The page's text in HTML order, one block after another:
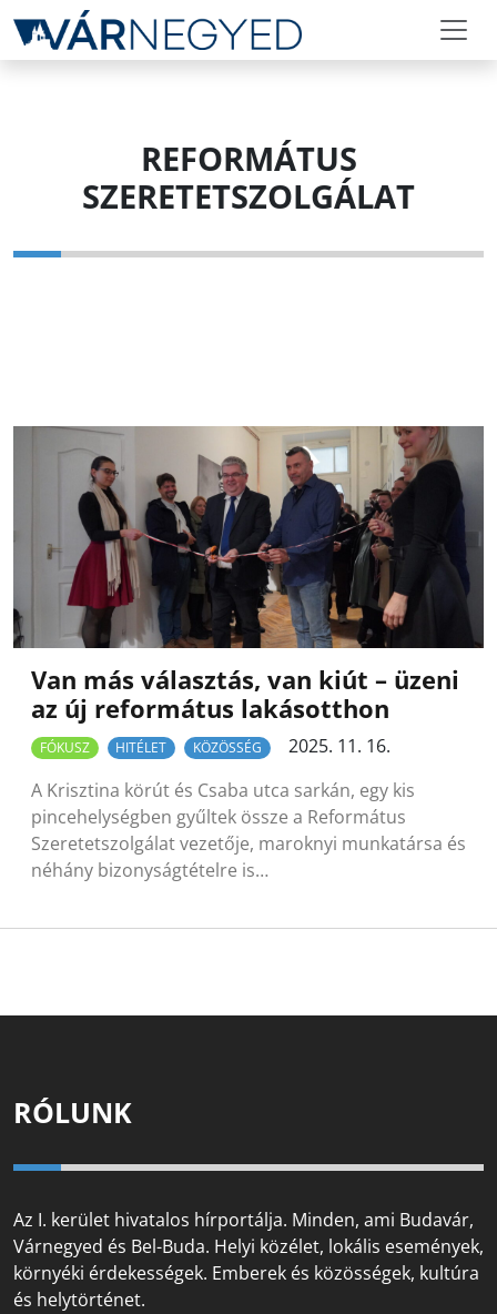
REFORMÁTUS
SZERETETSZOLGÁLAT
Van más választás, van kiút – üzeni
az új református lakásotthon
FÓKUSZ HITÉLET KÖZÖSSÉG
2025. 11. 16.
A Krisztina körút és Csaba utca sarkán, egy kis
pincehelységben gyűltek össze a Református
Szeretetszolgálat vezetője, maroknyi munkatársa és
néhány bizonyságtételre is…
RÓLUNK
Az I. kerület hivatalos hírportálja. Minden, ami Budavár,
Várnegyed és Bel-Buda. Helyi közélet, lokális események,
környéki érdekességek. Emberek és közösségek, kultúra
és helytörténet.